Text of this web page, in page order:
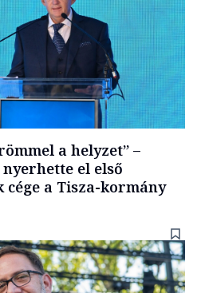
a helyzet” –
el első
cége a Tisza-kormány